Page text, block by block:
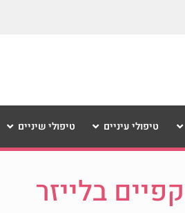
טיפולי עיניים טיפולי שיניים
בלייזר